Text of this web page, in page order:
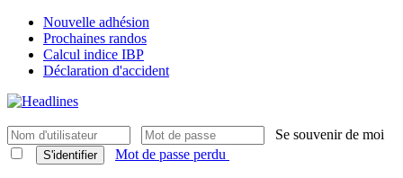
Nouvelle adhésion
Prochaines randos
Calcul indice IBP
Déclaration d'accident
Se souvenir de moi
S'identifier Mot de passe perdu